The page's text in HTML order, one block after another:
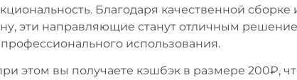
Благодаря качественной сборке
эти направляющие станут отличным
использования.
этом вы получаете кэшбэк в размере 200₽,